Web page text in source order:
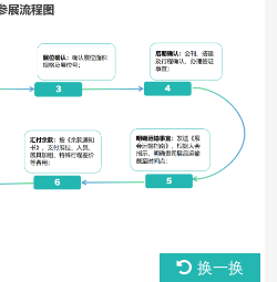
换一换